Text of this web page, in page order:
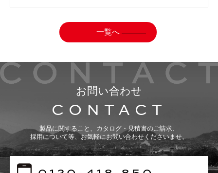
一覧へ
お問い合わせ
CONTACT
製品に関すること、カタログ・見積書のご請求、
採用について等、お気軽にお問い合わせくださいませ。